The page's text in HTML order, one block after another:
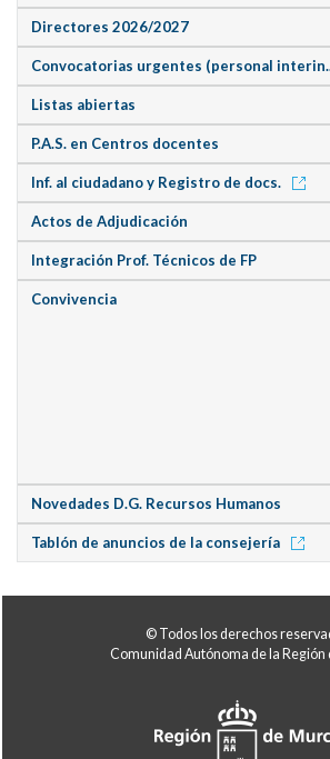
Directores 2026/2027
Convocatorias urgentes (personal
Listas abiertas
P.A.S. en Centros docentes
Inf. al ciudadano y Registro de docs.
Actos de Adjudicación
Integración Prof. Técnicos de FP
Convivencia
Novedades D.G. Recursos Humanos
Tablón de anuncios de la consejería
© Todos los derechos
Comunidad Autónoma de la Región